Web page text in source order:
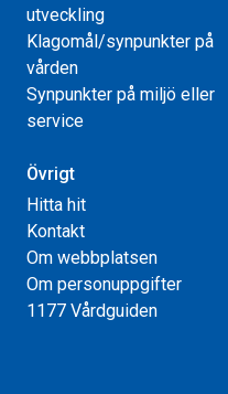
utveckling
Klagomål/synpunkter på
vården
Synpunkter på miljö eller
service
Övrigt
Hitta hit
Kontakt
Om webbplatsen
Om personuppgifter
1177 Vårdguiden